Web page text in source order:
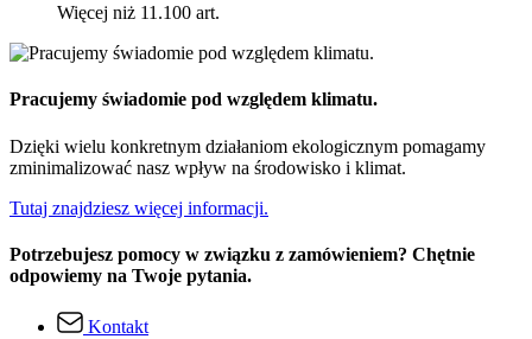
Więcej niż 11.100 art.
Pracujemy świadomie pod względem klimatu.
Dzięki wielu konkretnym działaniom ekologicznym pomagamy
zminimalizować nasz wpływ na środowisko i klimat.
Tutaj znajdziesz więcej informacji.
Potrzebujesz pomocy w związku z zamówieniem? Chętnie
odpowiemy na Twoje pytania.
Kontakt